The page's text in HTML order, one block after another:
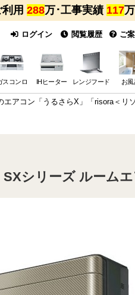
利用 288万･工事実績 117
ログイン 閲覧履歴 ご
スコンロ IHヒーター レンジフード お風
エアコン「うるさらX」「risora＜リソ
シリーズ ルーム